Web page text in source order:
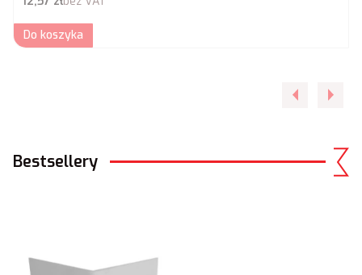
Do koszyka
Bestsellery